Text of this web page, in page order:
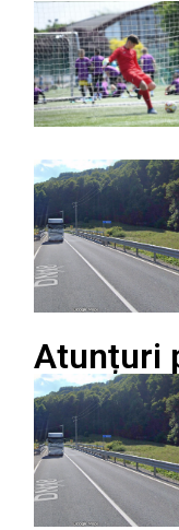
Atunțuri